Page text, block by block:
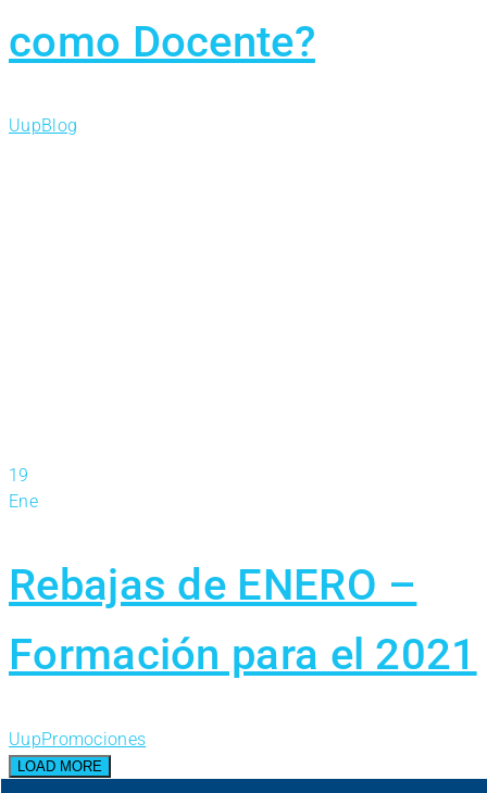
como Docente?
UupBlog
19
Ene
Rebajas de ENERO –
Formación para el 2021
UupPromociones
LOAD MORE